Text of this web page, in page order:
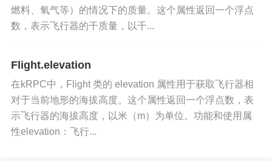
燃料、氧气等）的情况下的质量。这个属性返回一个浮点
数，表示飞行器的干质量，以千...
Flight.elevation
在kRPC中，Flight 类的 elevation 属性用于获取飞行器相
对于当前地形的海拔高度。这个属性返回一个浮点数，表
示飞行器的海拔高度，以米（m）为单位。功能和使用属
性elevation：飞行...